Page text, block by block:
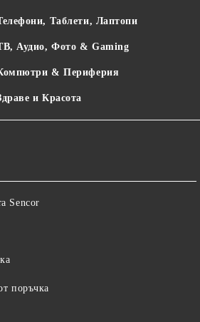
Таблети, Лаптопи
Аудио, Фото & Gaming
& Периферия
и Красота
Sencor
поръчка